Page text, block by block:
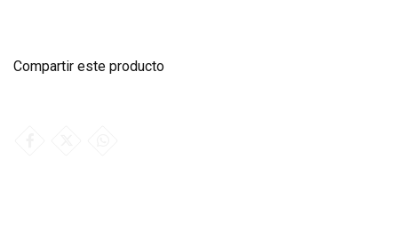
Compartir este producto